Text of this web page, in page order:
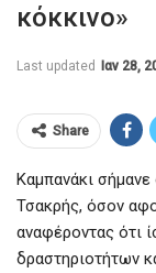
κόκκινο»
Last updated Ιαν 28,
Share
Καμπανάκι σήμανε
Τσακρής, όσον
αναφέροντας ότι
δραστηριοτήτων